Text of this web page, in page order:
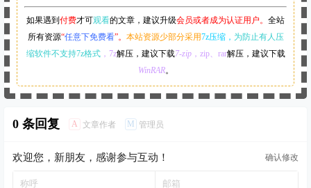
如果遇到 付费才可观看的文章，建议升级会员或者成为认证用户。 全站
所有资源“任意下免费看”。 本站资源少部分采用7z压缩， 为防止有人压
缩软件不支持7z格式，7z解压，建议下载7-zip，zip、rar解压，建议下载
WinRAR。
0 条回复 A 文章作者 M 管理员
欢迎您，新朋友，感谢参与互动！ 确认修改